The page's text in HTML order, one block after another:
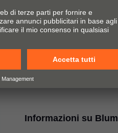
Informazioni su Blum